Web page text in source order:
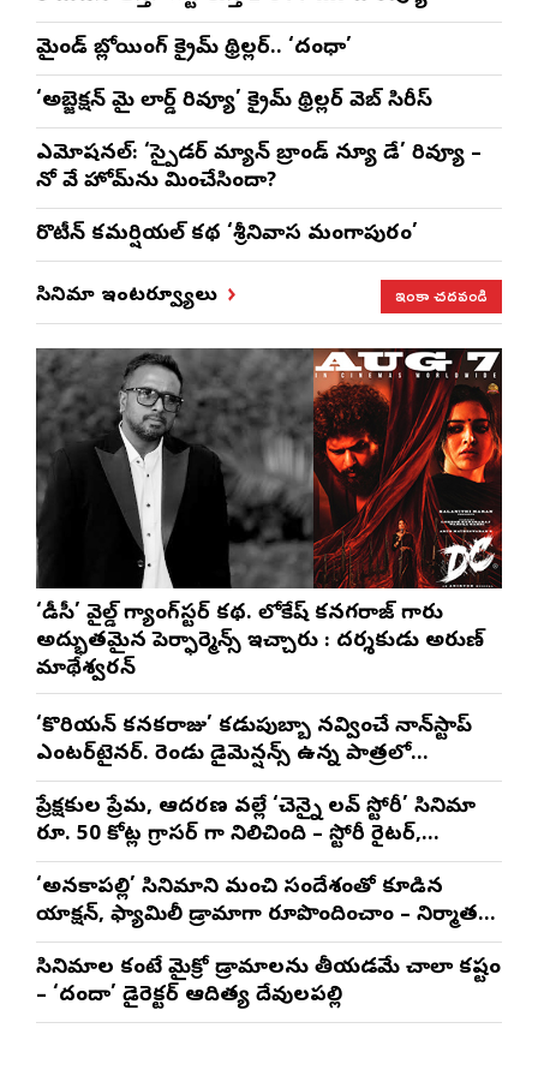
మైండ్ బ్లోయింగ్ క్రైమ్ థ్రిల్లర్.. ‘దంధా’
‘అబ్జెక్ష‌న్ మై లార్డ్ రివ్యూ’ క్రైమ్ థ్రిల్ల‌ర్ వెబ్ సిరీస్
ఎమోష‌న‌ల్‌: ‘స్పైడర్ మ్యాన్ బ్రాండ్ న్యూ డే’ రివ్యూ –
నో వే హోమ్‌ను మించేసిందా?
రొటీన్‌ కమర్షియల్‌ కథ ‘శ్రీనివాస మంగాపురం’
సినిమా ఇంటర్వ్యూలు ఇంకా చదవండి
‘డీసీ’ వైల్డ్ గ్యాంగ్‌స్టర్ కథ. లోకేష్ కనగరాజ్ గారు
అద్భుతమైన పెర్ఫార్మెన్స్ ఇచ్చారు : దర్శకుడు అరుణ్
మాథేశ్వరన్
‘కొరియన్ కనకరాజు’ కడుపుబ్బా నవ్వించే నాన్‌స్టాప్
ఎంటర్‌టైనర్. రెండు డైమెన్షన్స్ ఉన్న పాత్రలో
నటించడం చాలా సంతృప్తినిచ్చింది : వరుణ్ తేజ్
ప్రేక్షకుల ప్రేమ, ఆదరణ వల్లే ‘చెన్నై లవ్ స్టోరీ’ సినిమా
రూ. 50 కోట్ల గ్రాసర్ గా నిలిచింది – స్టోరీ రైటర్,
ప్రొడ్యూసర్ సాయి రాజేష్
‘అనకాపల్లి’ సినిమాని మంచి సందేశంతో కూడిన
యాక్షన్, ఫ్యామిలీ డ్రామాగా రూపొందించాం – నిర్మాతలు
త్రినాథరావు నక్కిన, కాండ్రేగుల నాయుడు
సినిమాల కంటే మైక్రో డ్రామాలను తీయడమే చాలా కష్టం
– ‘దందా’ డైరెక్ట‌ర్ ఆదిత్య దేవులపల్లి